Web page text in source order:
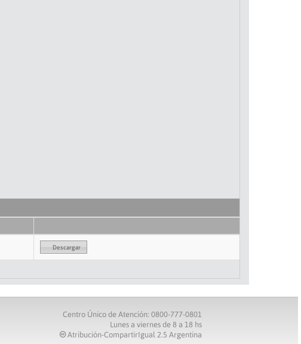
Descargar
Centro Único de Atención: 0800-777-0801
Lunes a viernes de 8 a 18 hs
cAtribución-CompartirIgual 2.5 Argentina